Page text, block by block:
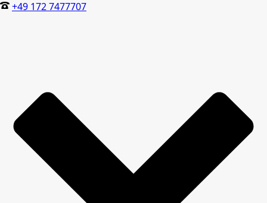
+49 172 7477707